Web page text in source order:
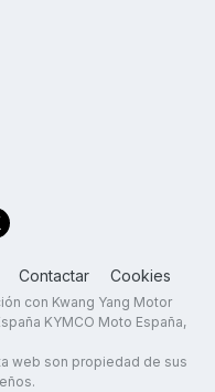
Contactar Cookies
con Kwang Yang Motor
KYMCO Moto España,
web son propiedad de sus